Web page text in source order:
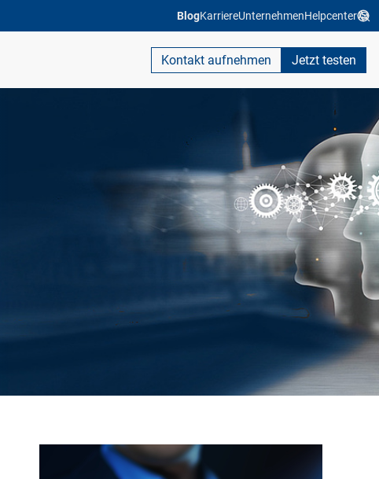
BlogKarriereUnternehmenHelpcenter
Kontakt aufnehmen Jetzt testen